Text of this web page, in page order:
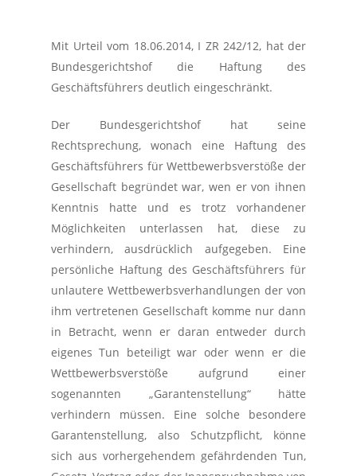
Mit Urteil vom 18.06.2014, I ZR 242/12, hat der
Bundesgerichtshof die Haftung des
Geschäftsführers deutlich eingeschränkt.
Der Bundesgerichtshof hat seine
Rechtsprechung, wonach eine Haftung des
Geschäftsführers für Wettbewerbsverstöße der
Gesellschaft begründet war, wen er von ihnen
Kenntnis hatte und es trotz vorhandener
Möglichkeiten unterlassen hat, diese zu
verhindern, ausdrücklich aufgegeben. Eine
persönliche Haftung des Geschäftsführers für
unlautere Wettbewerbsverhandlungen der von
ihm vertretenen Gesellschaft komme nur dann
in Betracht, wenn er daran entweder durch
eigenes Tun beteiligt war oder wenn er die
Wettbewerbsverstöße aufgrund einer
sogenannten „Garantenstellung“ hätte
verhindern müssen. Eine solche besondere
Garantenstellung, also Schutzpflicht, könne
sich aus vorhergehendem gefährdenden Tun,